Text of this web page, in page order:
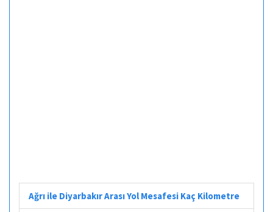
Ağrı ile Diyarbakır Arası Yol Mesafesi Kaç Kilometre